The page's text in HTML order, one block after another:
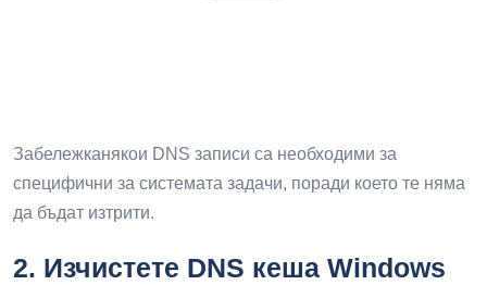
Забележканякои DNS записи са необходими за
специфични за системата задачи, поради което те няма
да бъдат изтрити.
2. Изчистете DNS кеша Windows